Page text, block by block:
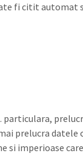
fi citit
prelucra
si imperioase